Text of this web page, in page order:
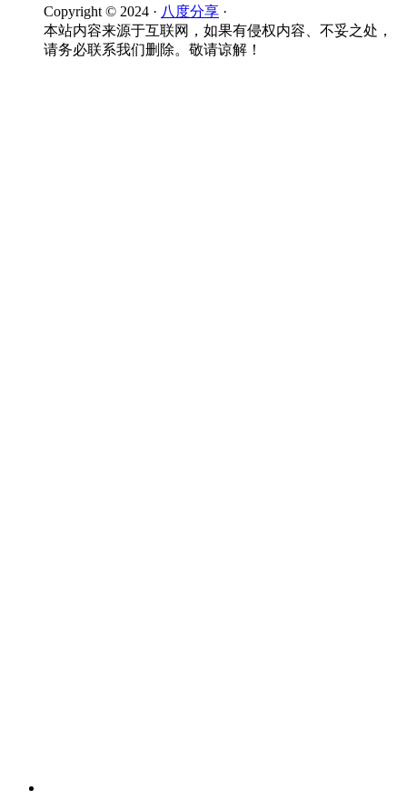
Copyright © 2024 · 八度分享 ·
本站内容来源于互联网，如果有侵权内容、不妥之处，
请务必联系我们删除。敬请谅解！